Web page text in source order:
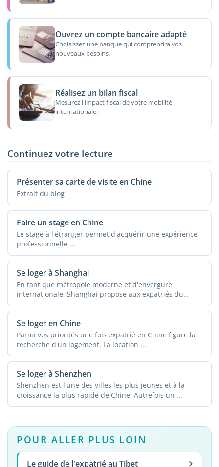
Ouvrez un compte bancaire adapté
Choisissez une banque qui comprendra vos
nouveaux besoins.
Réalisez un bilan fiscal
Mesurez l'impact fiscal de votre mobilité
internationale.
Continuez votre lecture
Présenter sa carte de visite en Chine
Extrait du blog
Faire un stage en Chine
Le stage à l'étranger permet d'acquérir une expérience
professionnelle ...
Se loger à Shanghai
En tant que métropole moderne et d'envergure
internationale, Shanghai propose aux expatriés du
monde ...
Se loger en Chine
Parmi vos priorités une fois expatrié en Chine figure la
recherche d'un logement. La location ...
Se loger à Shenzhen
Shenzhen est l'une des villes les plus jeunes et à la
croissance la plus rapide de Chine. Autrefois un ...
POUR ALLER PLUS LOIN
Le guide de l'expatrié au Tibet